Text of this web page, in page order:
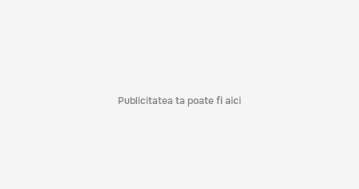
Publicitatea ta poate fi aici